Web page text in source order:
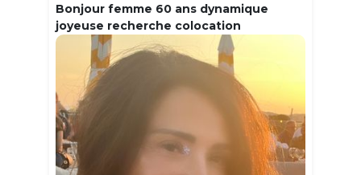
Bonjour femme 60 ans dynamique
joyeuse recherche colocation